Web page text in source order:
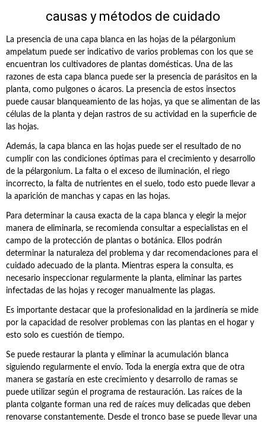
causas y métodos de cuidado
La presencia de una capa blanca en las hojas de la pélargonium
ampelatum puede ser indicativo de varios problemas con los que se
encuentran los cultivadores de plantas domésticas. Una de las
razones de esta capa blanca puede ser la presencia de parásitos en la
planta, como pulgones o ácaros. La presencia de estos insectos
puede causar blanqueamiento de las hojas, ya que se alimentan de las
células de la planta y dejan rastros de su actividad en la superficie de
las hojas.
Además, la capa blanca en las hojas puede ser el resultado de no
cumplir con las condiciones óptimas para el crecimiento y desarrollo
de la pélargonium. La falta o el exceso de iluminación, el riego
incorrecto, la falta de nutrientes en el suelo, todo esto puede llevar a
la aparición de manchas y capas en las hojas.
Para determinar la causa exacta de la capa blanca y elegir la mejor
manera de eliminarla, se recomienda consultar a especialistas en el
campo de la protección de plantas o botánica. Ellos podrán
determinar la naturaleza del problema y dar recomendaciones para el
cuidado adecuado de la planta. Mientras espera la consulta, es
necesario inspeccionar regularmente la planta, eliminar las partes
infectadas de las hojas y recoger manualmente las plagas.
Es importante destacar que la profesionalidad en la jardinería se mide
por la capacidad de resolver problemas con las plantas en el hogar y
esto solo es cuestión de tiempo.
Se puede restaurar la planta y eliminar la acumulación blanca
siguiendo regularmente el envío. Toda la energía extra que de otra
manera se gastaría en este crecimiento y desarrollo de ramas se
puede utilizar según el programa de restauración. Las raíces de la
planta colgante forman una red de raíces muy delicadas que deben
renovarse constantemente. Desde el tronco base se puede llevar una